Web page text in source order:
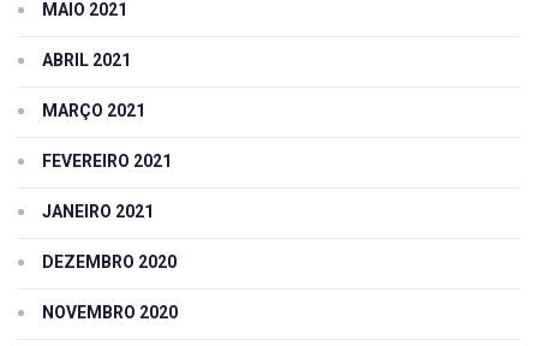
MAIO 2021
ABRIL 2021
MARÇO 2021
FEVEREIRO 2021
JANEIRO 2021
DEZEMBRO 2020
NOVEMBRO 2020